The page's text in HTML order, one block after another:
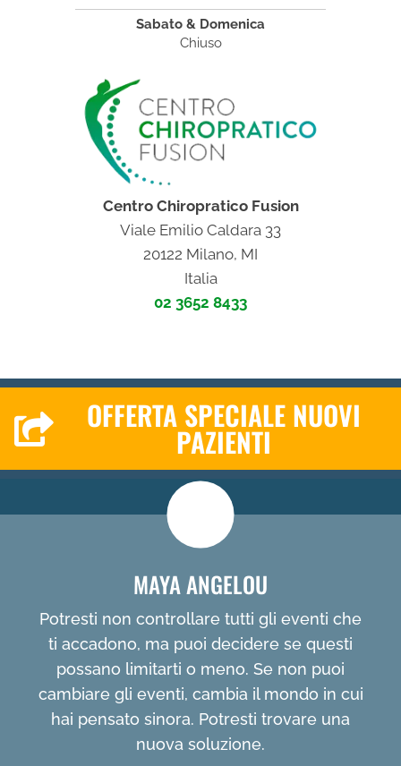
Sabato & Domenica
Chiuso
Centro Chiropratico Fusion
Viale Emilio Caldara 33
20122 Milano, MI
Italia
02 3652 8433
OFFERTA SPECIALE NUOVI
PAZIENTI
MAYA ANGELOU
Potresti non controllare tutti gli eventi che
ti accadono, ma puoi decidere se questi
possano limitarti o meno. Se non puoi
cambiare gli eventi, cambia il mondo in cui
hai pensato sinora. Potresti trovare una
nuova soluzione.